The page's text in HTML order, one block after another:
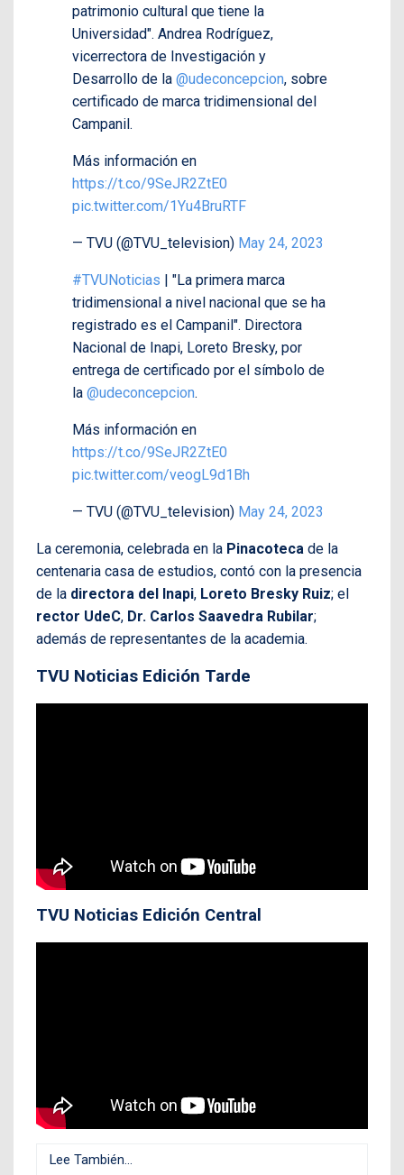
patrimonio cultural que tiene la
Universidad". Andrea Rodríguez,
vicerrectora de Investigación y
Desarrollo de la @udeconcepcion, sobre
certificado de marca tridimensional del
Campanil.
Más información en
https://t.co/9SeJR2ZtE0
pic.twitter.com/1Yu4BruRTF
— TVU (@TVU_television) May 24, 2023
#TVUNoticias | "La primera marca
tridimensional a nivel nacional que se ha
registrado es el Campanil". Directora
Nacional de Inapi, Loreto Bresky, por
entrega de certificado por el símbolo de
la @udeconcepcion.
Más información en
https://t.co/9SeJR2ZtE0
pic.twitter.com/veogL9d1Bh
— TVU (@TVU_television) May 24, 2023
La ceremonia, celebrada en la Pinacoteca de la
centenaria casa de estudios, contó con la presencia
de la directora del Inapi, Loreto Bresky Ruiz; el
rector UdeC, Dr. Carlos Saavedra Rubilar;
además de representantes de la academia.
TVU Noticias Edición Tarde
TVU Noticias Edición Central
Lee También...